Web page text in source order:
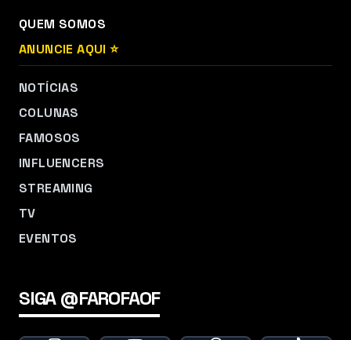
QUEM SOMOS
ANUNCIE AQUI ⭐
NOTÍCIAS
COLUNAS
FAMOSOS
INFLUENCERS
STREAMING
TV
EVENTOS
SIGA @FAROFAOF